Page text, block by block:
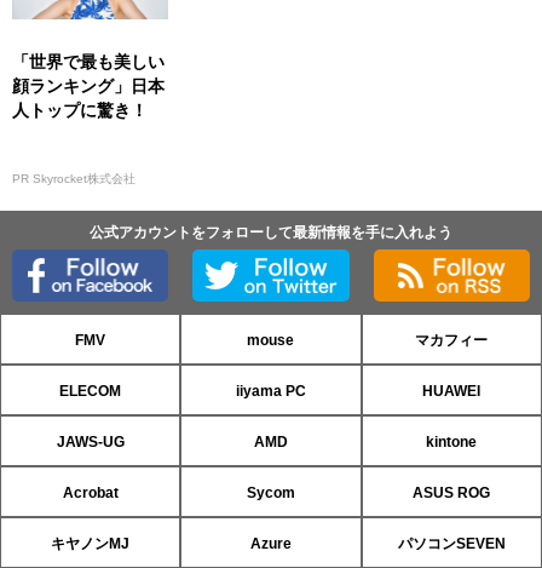
「世界で最も美しい
顔ランキング」日本
人トップに驚き！
PR Skyrocket株式会社
公式アカウントをフォローして最新情報を手に入れよう
FMV mouse マカフィー
ELECOM iiyama PC HUAWEI
JAWS-UG AMD kintone
Acrobat Sycom ASUS ROG
キヤノンMJ Azure パソコンSEVEN